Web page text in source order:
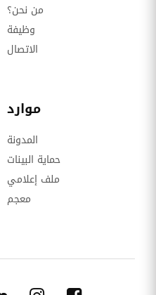
من نحن؟
وظيفة
الاتصال
موارد
المدونة
حماية البينات
ملف إعلامي
معجم